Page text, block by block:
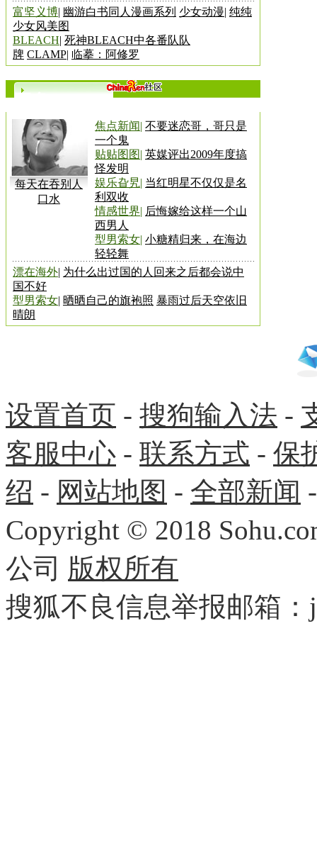
富坚义博| 幽游白书同人漫画系列 少女动漫| 纯纯
少女风美图
BLEACH| 死神BLEACH中各番队队
牌 CLAMP| 临摹：阿修罗
每天在吞别人
口水
焦点新闻| 不要迷恋哥，哥只是
一个鬼
贴贴图图| 英媒评出2009年度搞
怪发明
娱乐旮旯 | 当红明星不仅仅是名
利双收
情感世界| 后悔嫁给这样一个山
西男人
型男索女| 小糖精归来，在海边
轻轻舞
漂在海外| 为什么出过国的人回来之后都会说中
国不好
型男索女| 晒晒自己的旗袍照 暴雨过后天空依旧
晴朗
设置首页 - 搜狗输入法 -
客服中心 - 联系方式 - 保
绍 - 网站地图 - 全部新闻
Copyright © 2018
公司 版权所有
搜狐不良信息举报邮箱：